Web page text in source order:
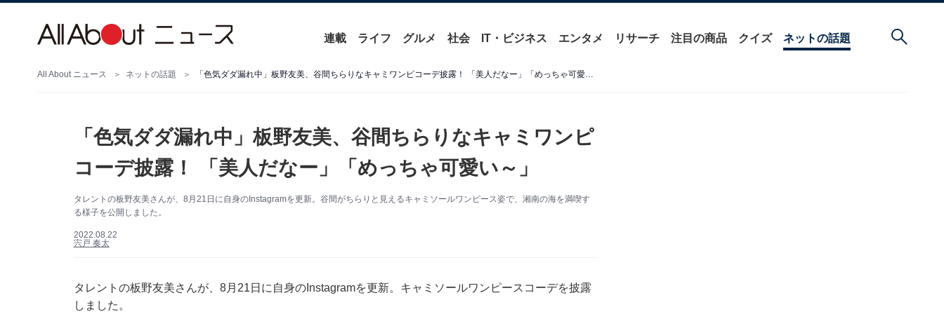
連載 ライフ グルメ 社会 IT・ビジネス エンタメ リサーチ 注目の商品 クイズ ネットの話題
All About ニュース ネットの話題 「色気ダダ漏れ中」板野友美、谷間ちらりなキャミワンピコーデ披露！ 「美人だなー」「めっちゃ可愛い～」
「色気ダダ漏れ中」板野友美、谷間ちらりなキャミワンピ
コーデ披露！ 「美人だなー」「めっちゃ可愛い～」
タレントの板野友美さんが、8月21日に自身のInstagramを更新。谷間がちらりと見えるキャミソールワンピース姿で、湘南の海を満喫す
る様子を公開しました。
2022.08.22
宍戸 奏太
タレントの板野友美さんが、8月21日に自身のInstagramを更新。キャミソールワンピースコーデを披露
しました。